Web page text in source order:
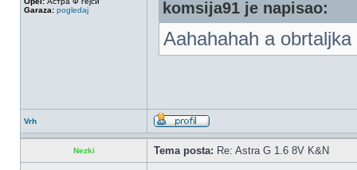
Garaza: pogledaj komsija91 je napisao:
Aahahahah a
Vrh
Nezki Tema posta: Re: Astra G 1.6 8V K&N